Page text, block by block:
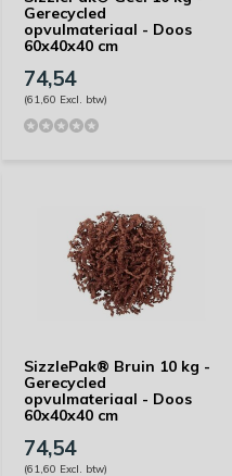
Gerecycled
opvulmateriaal - Doos
60x40x40 cm
74,54
(61,60 Excl. btw)
SizzlePak® Bruin 10 kg -
Gerecycled
opvulmateriaal - Doos
60x40x40 cm
74,54
(61,60 Excl. btw)